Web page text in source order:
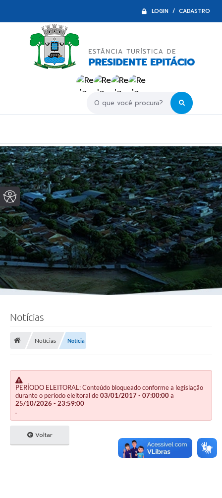
LOGIN / CADASTRO
Notícias
Notícias Notícia
PERÍODO ELEITORAL: Conteúdo bloqueado conforme a legislação
durante o período eleitoral de03/01/2017 - 07:00:00a
25/10/2026 - 23:59:00
.
Voltar